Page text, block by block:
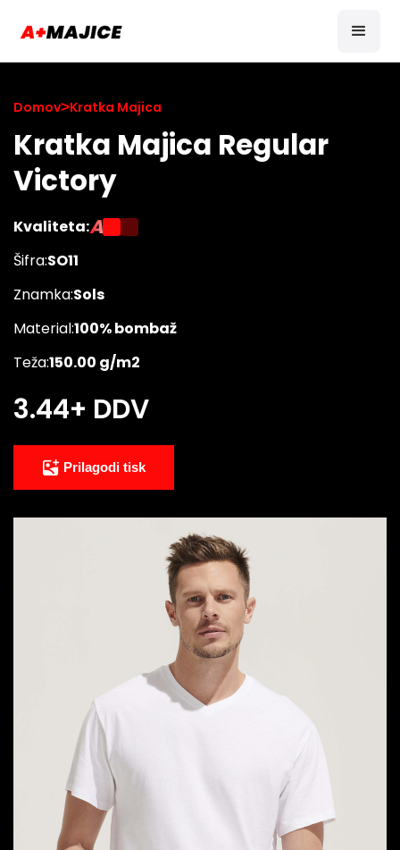
Domov>Kratka Majica
Kratka Majica Regular
Victory
Kvaliteta:A
Šifra:SO11
Znamka:Sols
Material:100% bombaž
Teža:150.00 g/m2
3.44+ DDV
Prilagodi tisk